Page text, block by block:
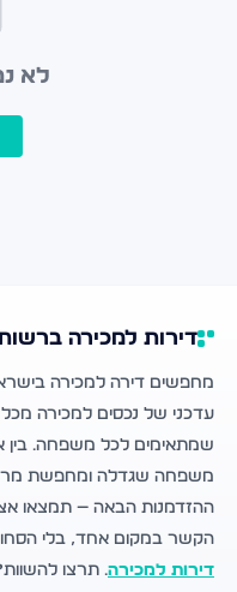
לא
דירות למכירה
מחפשים דירה למכירה
עדכני של נכסים למכירה מכל
שמתאימים לכל משפחה. בין
משפחה שגדלה ומחפשת
ההזדמנות הבאה — תמצאו
הקשר במקום אחד, בלי
דירות למכירה. תרצו